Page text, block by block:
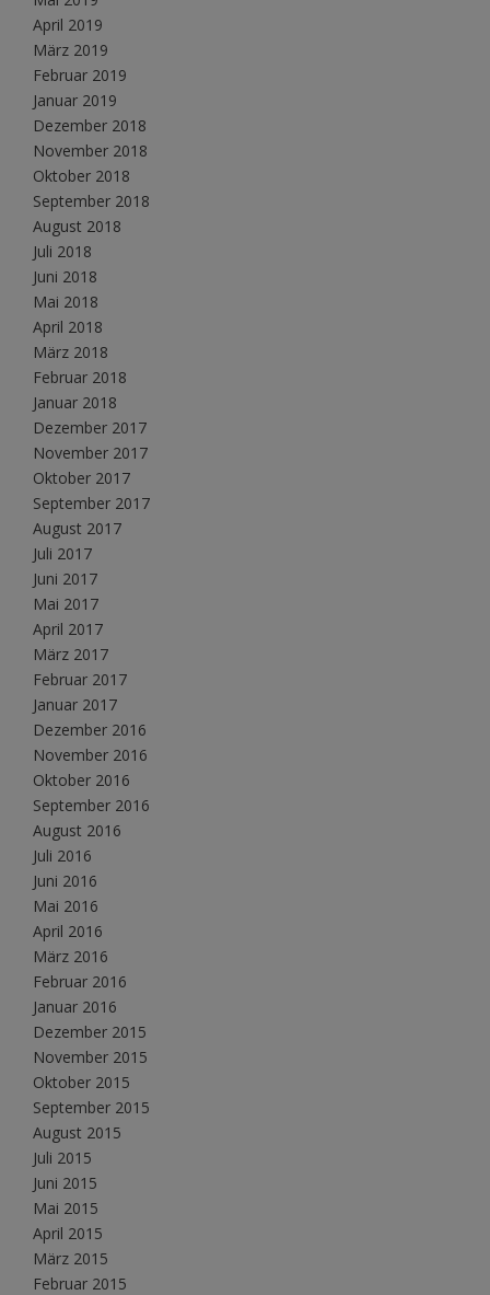
April 2019
März 2019
Februar 2019
Januar 2019
Dezember 2018
November 2018
Oktober 2018
September 2018
August 2018
Juli 2018
Juni 2018
Mai 2018
April 2018
März 2018
Februar 2018
Januar 2018
Dezember 2017
November 2017
Oktober 2017
September 2017
August 2017
Juli 2017
Juni 2017
Mai 2017
April 2017
März 2017
Februar 2017
Januar 2017
Dezember 2016
November 2016
Oktober 2016
September 2016
August 2016
Juli 2016
Juni 2016
Mai 2016
April 2016
März 2016
Februar 2016
Januar 2016
Dezember 2015
November 2015
Oktober 2015
September 2015
August 2015
Juli 2015
Juni 2015
Mai 2015
April 2015
März 2015
Februar 2015